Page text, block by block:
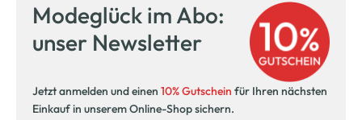
Modeglück im Abo:
unser Newsletter
Jetzt anmelden und einen 10% Gutschein für Ihren nächsten
Einkauf in unserem Online-Shop sichern.